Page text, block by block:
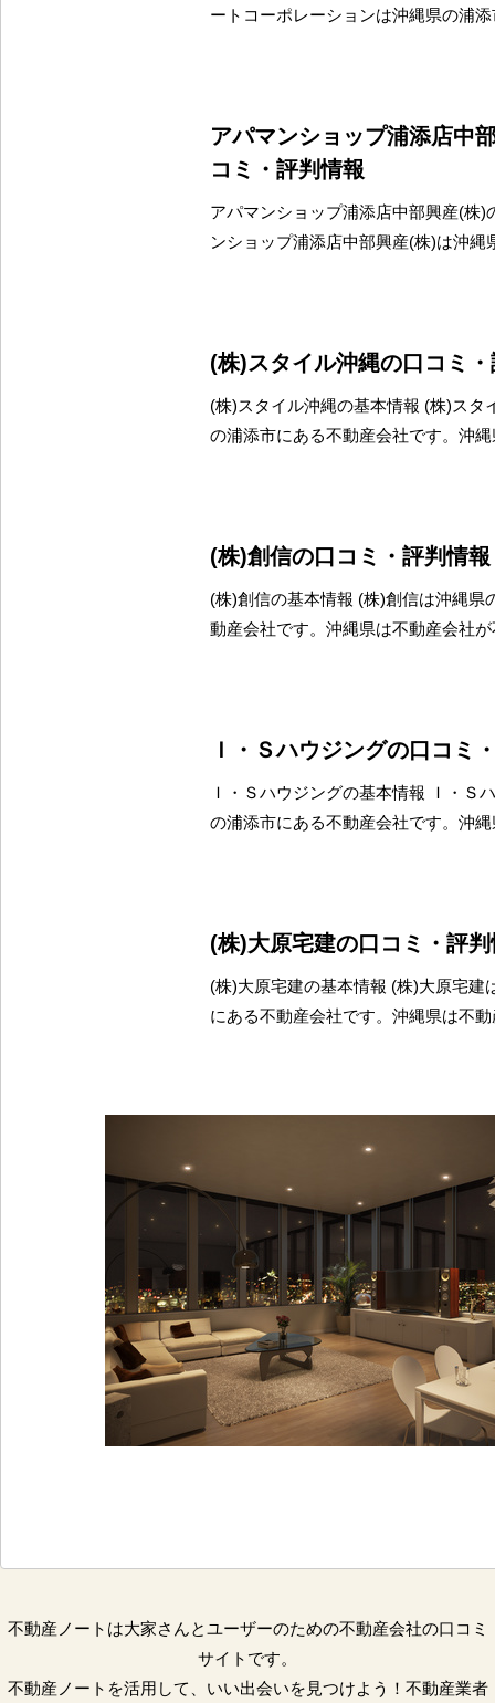
ートコーポレーションは沖縄県の浦
アパマンショップ浦添店中
コミ・評判情報
アパマンショップ浦添店中部興産(株)
ンショップ浦添店中部興産(株)は沖縄
(株)スタイル沖縄の口コミ
(株)スタイル沖縄の基本情報 (株)スタ
の浦添市にある不動産会社です。沖
(株)創信の口コミ・評判情報
(株)創信の基本情報 (株)創信は沖縄県
動産会社です。沖縄県は不動産会社
Ｉ・Ｓハウジングの口コミ
Ｉ・Ｓハウジングの基本情報 Ｉ・Ｓ
の浦添市にある不動産会社です。沖
(株)大原宅建の口コミ・評
(株)大原宅建の基本情報 (株)大原宅建
にある不動産会社です。沖縄県は不
不動産ノートは大家さんとユーザーのための不動産会社の口コミ
サイトです。
不動産ノートを活用して、いい出会いを見つけよう！不動産業者